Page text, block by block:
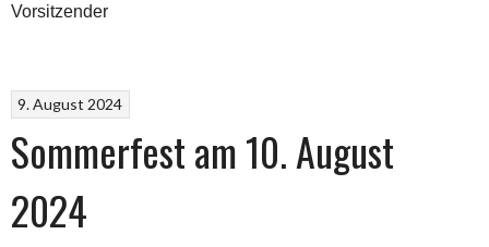
Vorsitzender
9. August 2024
Sommerfest am 10. August
2024